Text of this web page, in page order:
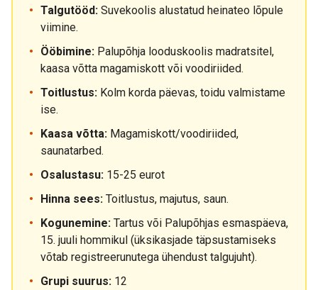
Talgutööd: Suvekoolis alustatud heinateo lõpule
viimine.
Ööbimine: Palupõhja looduskoolis madratsitel,
kaasa võtta magamiskott või voodiriided.
Toitlustus: Kolm korda päevas, toidu valmistame
ise.
Kaasa võtta: Magamiskott/voodiriided,
saunatarbed.
Osalustasu: 15-25 eurot
Hinna sees: Toitlustus, majutus, saun.
Kogunemine: Tartus või Palupõhjas esmaspäeva,
15. juuli hommikul (üksikasjade täpsustamiseks
võtab registreerunutega ühendust talgujuht).
Grupi suurus: 12